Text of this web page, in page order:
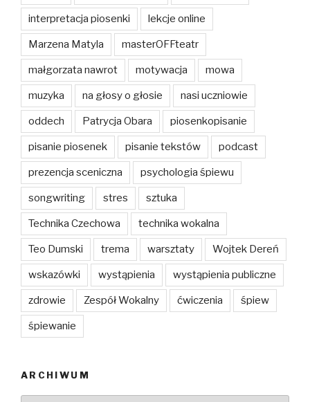
interpretacja piosenki lekcje online
Marzena Matyla masterOFFteatr
małgorzata nawrot motywacja mowa
muzyka na głosy o głosie nasi uczniowie
oddech Patrycja Obara piosenkopisanie
pisanie piosenek pisanie tekstów podcast
prezencja sceniczna psychologia śpiewu
songwriting stres sztuka
Technika Czechowa technika wokalna
Teo Dumski trema warsztaty Wojtek Dereń
wskazówki wystąpienia wystąpienia publiczne
zdrowie Zespół Wokalny ćwiczenia śpiew
śpiewanie
ARCHIWUM